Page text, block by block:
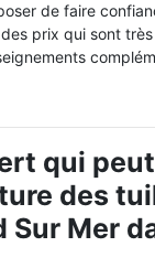
de faire
prix qui sont
qui
des
Sur Mer